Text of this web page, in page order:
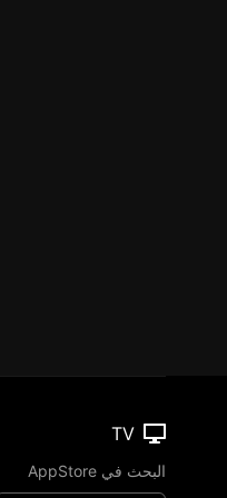
TV
البحث في AppStore